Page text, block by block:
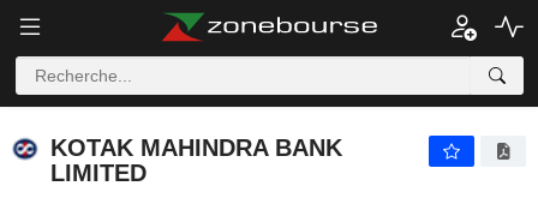
KOTAK MAHINDRA BANK
LIMITED